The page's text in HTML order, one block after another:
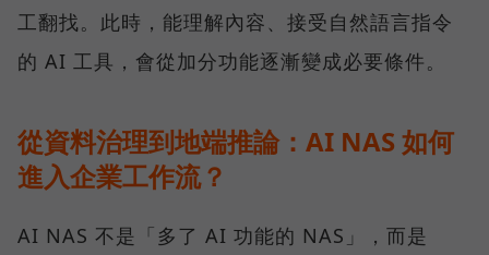
工翻找。此時，能理解內容、接受自然語言指令
的 AI 工具，會從加分功能逐漸變成必要條件。
從資料治理到地端推論：AI NAS 如何
進入企業工作流？
AI NAS 不是「多了 AI 功能的 NAS」，而是